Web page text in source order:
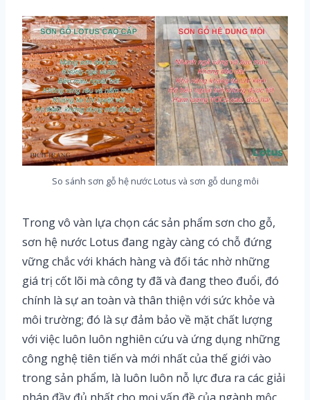
So sánh sơn gỗ hệ nước Lotus và sơn gỗ dung môi
Trong vô vàn lựa chọn các sản phẩm sơn cho gỗ,
sơn hệ nước Lotus đang ngày càng có chỗ đứng
vững chắc với khách hàng và đối tác nhờ những
giá trị cốt lõi mà công ty đã và đang theo đuổi, đó
chính là sự an toàn và thân thiện với sức khỏe và
môi trường; đó là sự đảm bảo về mặt chất lượng
với việc luôn luôn nghiên cứu và ứng dụng những
công nghệ tiên tiến và mới nhất của thế giới vào
trong sản phẩm, là luôn luôn nỗ lực đưa ra các giải